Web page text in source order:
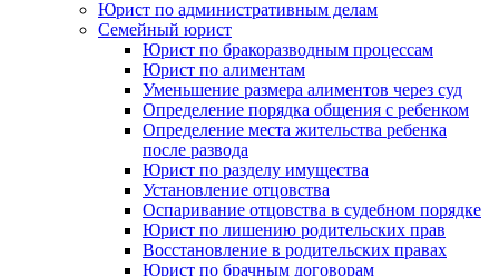
Юрист по административным делам
Семейный юрист
Юрист по бракоразводным процессам
Юрист по алиментам
Уменьшение размера алиментов через суд
Определение порядка общения с ребенком
Определение места жительства ребенка
после развода
Юрист по разделу имущества
Установление отцовства
Оспаривание отцовства в судебном порядке
Юрист по лишению родительских прав
Восстановление в родительских правах
Юрист по брачным договорам